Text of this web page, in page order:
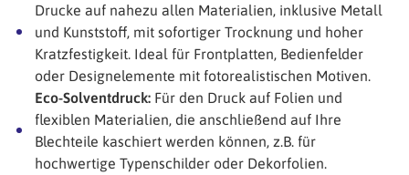
Drucke auf nahezu allen Materialien, inklusive Metall
und Kunststoff, mit sofortiger Trocknung und hoher
Kratzfestigkeit. Ideal für Frontplatten, Bedienfelder
oder Designelemente mit fotorealistischen Motiven.
Eco-Solventdruck:Für den Druck auf Folien und
flexiblen Materialien, die anschließend auf Ihre
Blechteile kaschiert werden können, z.B. für
hochwertige Typenschilder oder Dekorfolien.